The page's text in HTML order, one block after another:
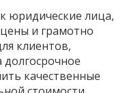
юридические лица,
и грамотно
клиентов,
качественные